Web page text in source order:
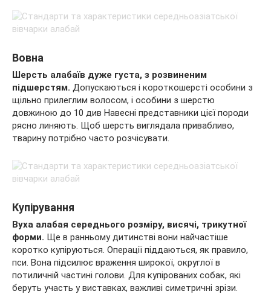
Вовна
Шерсть алабаїв дуже густа, з розвиненим
підшерстям. Допускаються і короткошерсті особини з
щільно прилеглим волосом, і особини з шерстю
довжиною до 10 див Навесні представники цієї породи
рясно линяють. Щоб шерсть виглядала привабливо,
тварину потрібно часто розчісувати.
Купірування
Вуха алабая середнього розміру, висячі, трикутної
форми. Ще в ранньому дитинстві вони найчастіше
коротко купіруються. Операції піддаються, як правило,
пси. Вона підсилює враження широкої, округлої в
потиличній частині голови. Для купірованих собак, які
беруть участь у виставках, важливі симетричні зрізи.